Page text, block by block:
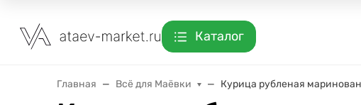
Каталог
Главная Всё для Маёвки Курица рубленая